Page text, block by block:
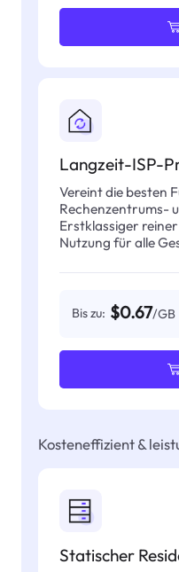
Langzeit-ISP-
Vereint die besten
Rechenzentrums-
Erstklassiger
Nutzung für alle
Bis zu: $0.67/GB
Kosteneffizient &
Statischer